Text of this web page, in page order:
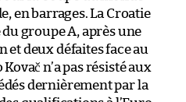
en barrages. La Croatie
groupe A, après une
et deux défaites face au
n’a pas résisté aux
dernièrement par la